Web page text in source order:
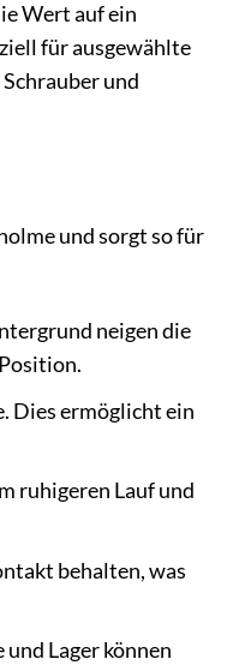
Wert auf ein
für ausgewählte
und
und sorgt so für
neigen die
Dies ermöglicht ein
ruhigeren Lauf und
behalten, was
Lager können